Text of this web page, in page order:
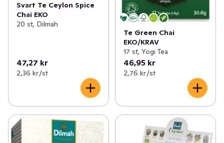
Svart Te Ceylon Spice
Chai EKO
20 st, Dilmah
47,27 kr
2,36 kr /st
Te Green Chai
EKO/KRAV
17 st, Yogi Tea
46,95 kr
2,76 kr /st